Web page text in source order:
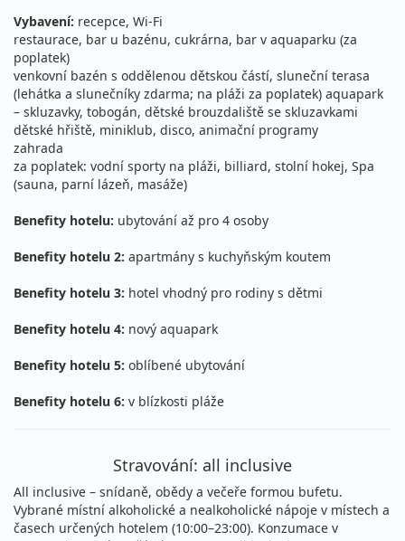
cena za 15 dní (14 nocí)
08.08. - 22.08.2026
sobota - sobota
all inclusive
letecky (Vídeň)
58 390 Kč
vyprodáno
12.08. - 16.08.2026
23 990 Kč
cena za 5 dní (4 noci)
12.08. - 16.08.2026
all inclusive
23 990 Kč
cena za 5 dní (4 noci)
12.08. - 16.08.2026
cena za 5 dní (4 noci)
12.08. - 16.08.2026
středa - neděle
all inclusive
letecky (Bratislava)
Vybavení: recepce, Wi-Fi
restaurace, bar u bazénu, cukrárna, bar v aquaparku (za
poplatek)
venkovní bazén s oddělenou dětskou částí, sluneční terasa
(lehátka a slunečníky zdarma; na pláži za poplatek) aquapark
– skluzavky, tobogán, dětské brouzdaliště se skluzavkami
dětské hřiště, miniklub, disco, animační programy
zahrada
za poplatek: vodní sporty na pláži, billiard, stolní hokej, Spa
(sauna, parní lázeň, masáže)
Benefity hotelu: ubytování až pro 4 osoby
Benefity hotelu 2: apartmány s kuchyňským koutem
Benefity hotelu 3: hotel vhodný pro rodiny s dětmi
Benefity hotelu 4: nový aquapark
Benefity hotelu 5: oblíbené ubytování
Benefity hotelu 6: v blízkosti pláže
Stravování: all inclusive
All inclusive – snídaně, obědy a večeře formou bufetu.
Vybrané místní alkoholické a nealkoholické nápoje v místech a
časech určených hotelem (10:00–23:00). Konzumace v